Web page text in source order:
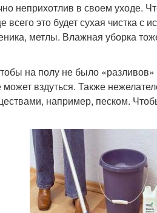
неприхотлив в своем уходе.
это будет сухая чистка с
метлы. Влажная уборка
на полу не было
вздуться. Также
например, песком.